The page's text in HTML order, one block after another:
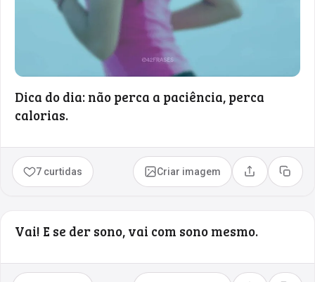
Dica do dia: não perca a paciência, perca
calorias.
7 curtidas Criar imagem Compartilhar
Copiar
Vai! E se der sono, vai com sono mesmo.